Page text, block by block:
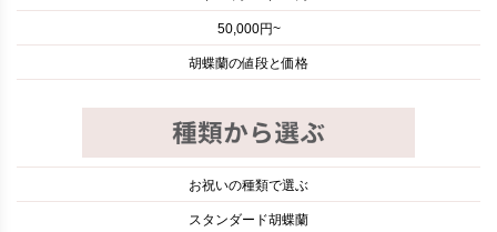
50,000円~
胡蝶蘭の値段と価格
お祝いの種類で選ぶ
スタンダード胡蝶蘭